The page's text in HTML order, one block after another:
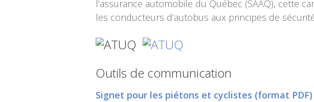
l’assurance automobile du Québec (SAAQ), cette
les conducteurs d’autobus aux principes de
Outils de communication
Signet pour les piétons et cyclistes (format PDF)